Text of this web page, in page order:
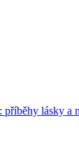
lásky a